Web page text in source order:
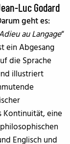
Luc Godard
geht es:
au Langage“
ein Abgesang
die Sprache
illustriert
Kontinuität, eine
Englisch und